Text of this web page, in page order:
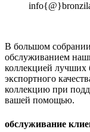
В большом
обслуживанием
коллекцией лучших
экспортного
коллекцию при
вашей помощью.
обслуживание